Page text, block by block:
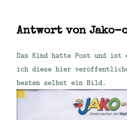
Antwort von Jako-
Das Kind hatte Post und ist
ich diese hier
besten selbst ein Bild.